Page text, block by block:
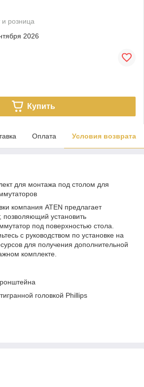
розница
2026
Купить
Оплата Условия возврата
для монтажа под столом для
компания ATEN предлагает
позволяющий установить
под поверхностью стола.
с руководством по установке на
для получения дополнительной
комплекте.
головкой Phillips